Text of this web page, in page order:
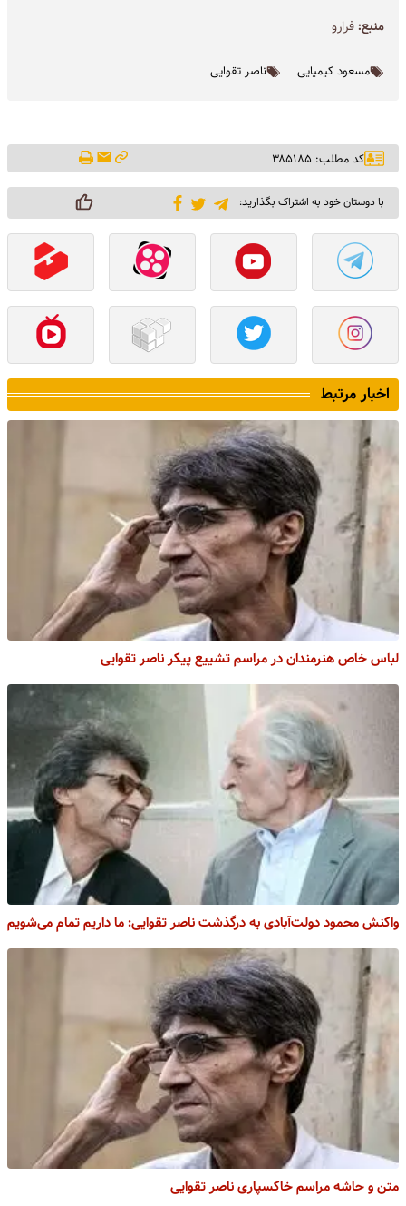
منبع:فرارو
مسعود کیمیایی ناصر تقوایی
کد مطلب: ۳۸۵۱۸۵
با دوستان خود به اشتراک بگذارید:
اخبار مرتبط
لباس خاص هنرمندان در مراسم تشییع پیکر ناصر تقوایی
واکنش محمود دولت‌آبادی به درگذشت ناصر تقوایی: ما داریم تمام می‌شویم
متن و حاشه مراسم خاکسپاری ناصر تقوایی